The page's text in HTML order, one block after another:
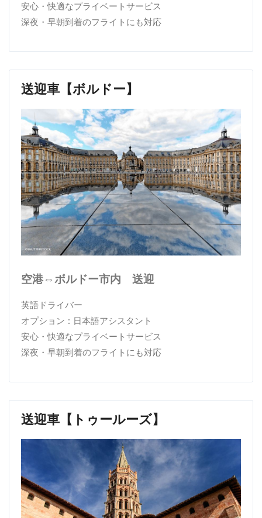
安心・快適なプライベートサービス
深夜・早朝到着のフライトにも対応
送迎車【ボルドー】
空港⇔ボルドー市内 送迎
英語ドライバー
オプション : 日本語アシスタント
安心・快適なプライベートサービス
深夜・早朝到着のフライトにも対応
送迎車【トゥールーズ】